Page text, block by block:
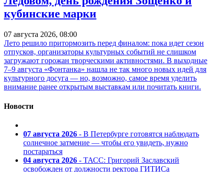
кубинские марки
07 августа 2026, 08:00
Лето решило притормозить перед финалом: пока идет сезон
отпусков, организаторы культурных событий не слишком
загружают горожан творческими активностями. В выходные
7–9 августа «Фонтанка» нашла не так много новых идей для
культурного досуга — но, возможно, самое время уделить
внимание ранее открытым выставкам или почитать книги.
Новости
07 августа 2026 - В Петербурге готовятся наблюдать
солнечное затмение — чтобы его увидеть, нужно
постараться
04 августа 2026 - ТАСС: Григорий Заславский
освобожден от должности ректора ГИТИСа